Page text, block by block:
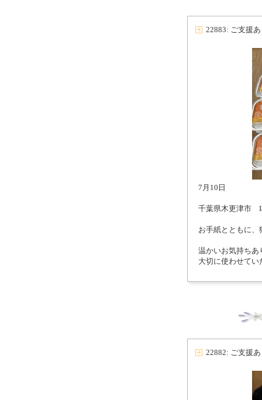
22883: ご支援
7月10日
千葉県木更津市 I
お手紙とともに
温かいお気持ちあ
大切に使わせてい
22882: ご支援